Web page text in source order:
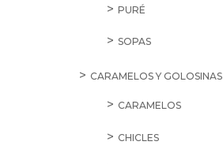
PURÉ
SOPAS
CARAMELOS Y GOLOSINAS
CARAMELOS
CHICLES